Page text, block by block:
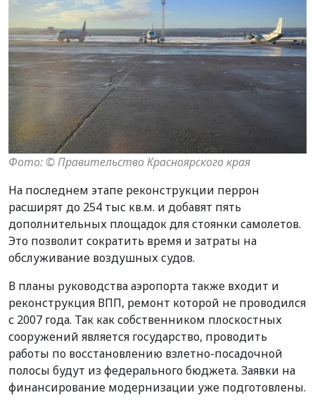
Фото: © Правительство Красноярского края
На последнем этапе реконструкции перрон
расширят до 254 тыс кв.м. и добавят пять
дополнительных площадок для стоянки самолетов.
Это позволит сократить время и затраты на
обслуживание воздушных судов.
В планы руководства аэропорта также входит и
реконструкция ВПП, ремонт которой не проводился
с 2007 года. Так как собственником плоскостных
сооружений является государство, проводить
работы по восстановлению взлетно-посадочной
полосы будут из федерального бюджета. Заявки на
финансирование модернизации уже подготовлены.